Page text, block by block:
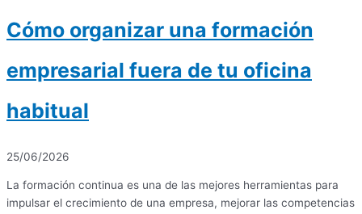
Cómo organizar una formación
empresarial fuera de tu oficina
habitual
25/06/2026
La formación continua es una de las mejores herramientas para
impulsar el crecimiento de una empresa, mejorar las competencias